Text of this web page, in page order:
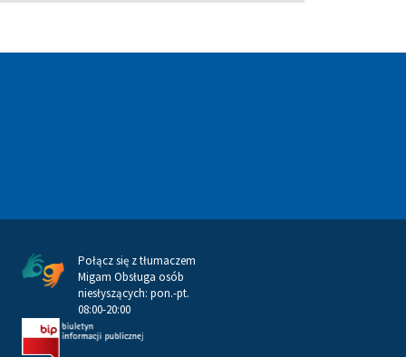
Połącz się z tłumaczem
Migam Obsługa osób
niesłyszących: pon.-pt.
08:00-20:00